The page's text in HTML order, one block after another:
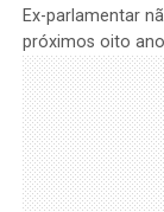
Ex-parlamentar
próximos oito